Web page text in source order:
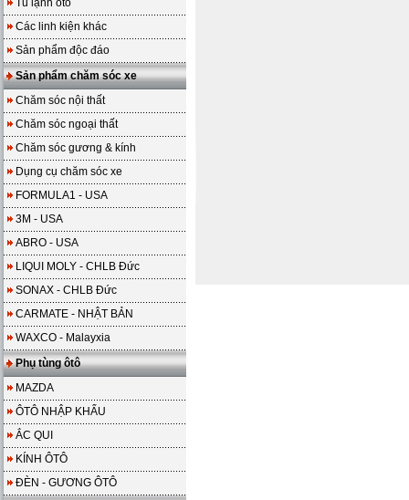
Tủ lạnh ôtô
Các linh kiện khác
Sản phẩm độc đáo
Sản phẩm chăm sóc xe
Chăm sóc nội thất
Chăm sóc ngoại thất
Chăm sóc gương & kính
Dụng cụ chăm sóc xe
FORMULA1 - USA
3M - USA
ABRO - USA
LIQUI MOLY - CHLB Đức
SONAX - CHLB Đức
CARMATE - NHẬT BẢN
WAXCO - Malayxia
Phụ tùng ôtô
MAZDA
ÔTÔ NHẬP KHẨU
ẮC QUI
KÍNH ÔTÔ
ĐÈN - GƯƠNG ÔTÔ